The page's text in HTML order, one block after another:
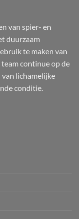
van spier- en
duurzaam
te maken van
continue op de
lichamelijke
conditie.